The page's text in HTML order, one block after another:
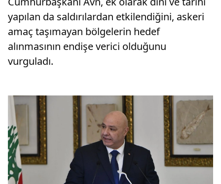
yapılan da saldırılardan etkilendiğini, askeri
amaç taşımayan bölgelerin hedef
alınmasının endişe verici olduğunu
vurguladı.